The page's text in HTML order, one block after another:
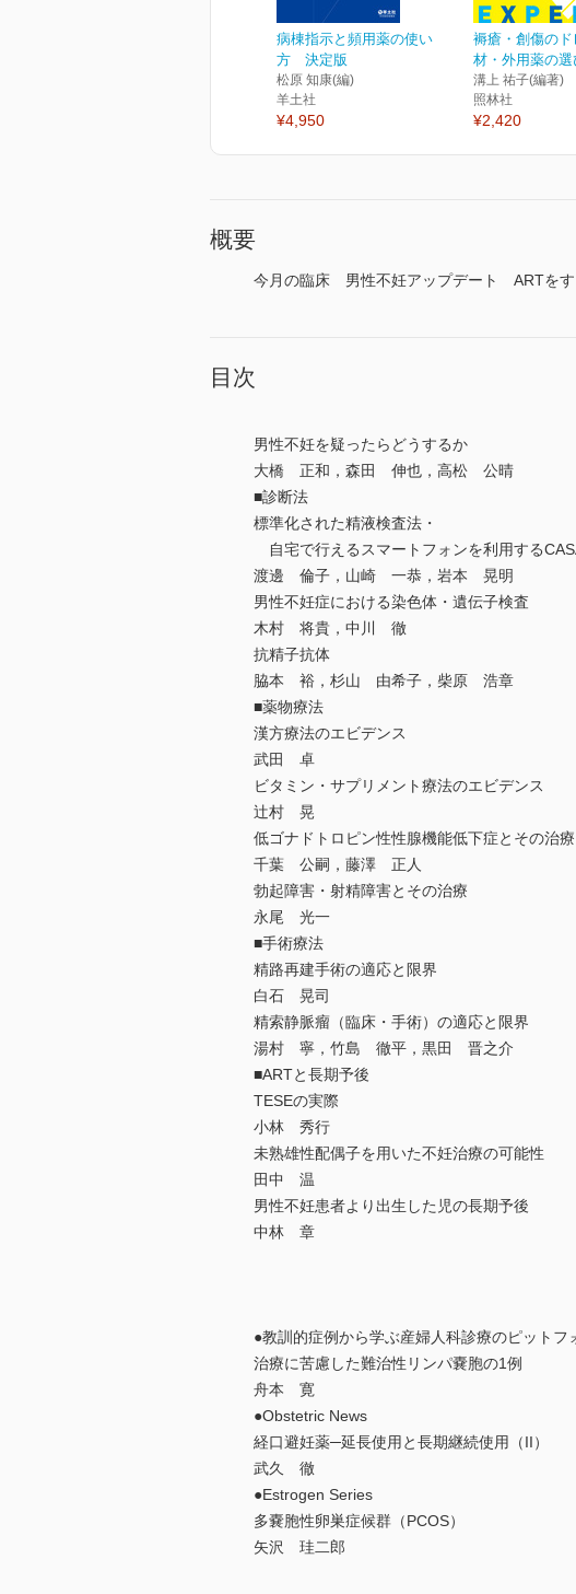
病棟指示と頻用薬の使い
方 決定版
松原 知康(編)
羊土社
¥4,950
褥瘡・創傷の
材・外用薬の
溝上 祐子(編著)
照林社
¥2,420
概要
今月の臨床 男性不妊アップデート ARTをす
目次
男性不妊を疑ったらどうするか
大橋 正和，森田 伸也，高松 公晴
■診断法
標準化された精液検査法・
自宅で行えるスマートフォンを利用する
渡邊 倫子，山崎 一恭，岩本 晃明
男性不妊症における染色体・遺伝子検査
木村 将貴，中川 徹
抗精子抗体
脇本 裕，杉山 由希子，柴原 浩章
■薬物療法
漢方療法のエビデンス
武田 卓
ビタミン・サプリメント療法のエビデンス
辻村 晃
低ゴナドトロピン性性腺機能低下症とその治療
千葉 公嗣，藤澤 正人
勃起障害・射精障害とその治療
永尾 光一
■手術療法
精路再建手術の適応と限界
白石 晃司
精索静脈瘤（臨床・手術）の適応と限界
湯村 寧，竹島 徹平，黒田 晋之介
■ARTと長期予後
TESEの実際
小林 秀行
未熟雄性配偶子を用いた不妊治療の可能性
田中 温
男性不妊患者より出生した児の長期予後
中林 章
●教訓的症例から学ぶ産婦人科診療のピットフ
治療に苦慮した難治性リンパ嚢胞の1例
舟本 寛
●Obstetric News
経口避妊薬─延長使用と長期継続使用（II）
武久 徹
●Estrogen Series
多嚢胞性卵巣症候群（PCOS）
矢沢 珪二郎